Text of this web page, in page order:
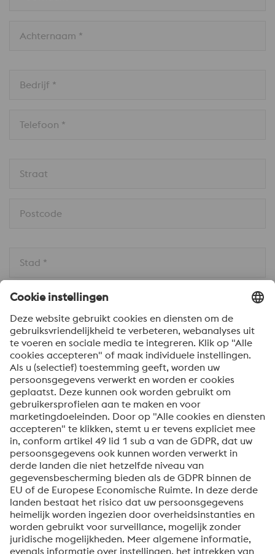
Achternaam *
Bedrijf *
Telefoon *
Straat
Postcode
Stad *
Land *
Bericht *
Om informatie over onze producten en diensten te
ontvangen, op de hoogte te blijven van onze
evenementen en nog veel meer, accepteert u uw
abonnement op de Uddeholm-nieuwsbrief.
Verzenden
Anti-robotverificatie
Klik om te starten